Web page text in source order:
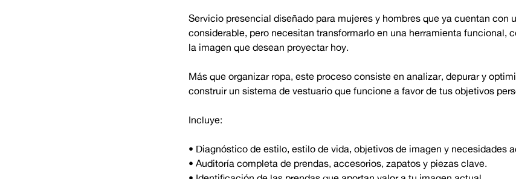
Servicio presencial diseñado para mujeres y hombres que ya cuentan con
considerable, pero necesitan transformarlo en una herramienta funcional,
la imagen que desean proyectar hoy.
Más que organizar ropa, este proceso consiste en analizar, depurar y
construir un sistema de vestuario que funcione a favor de tus objetivos
Incluye:
• Diagnóstico de estilo, estilo de vida, objetivos de imagen y necesidades
• Auditoría completa de prendas, accesorios, zapatos y piezas clave.